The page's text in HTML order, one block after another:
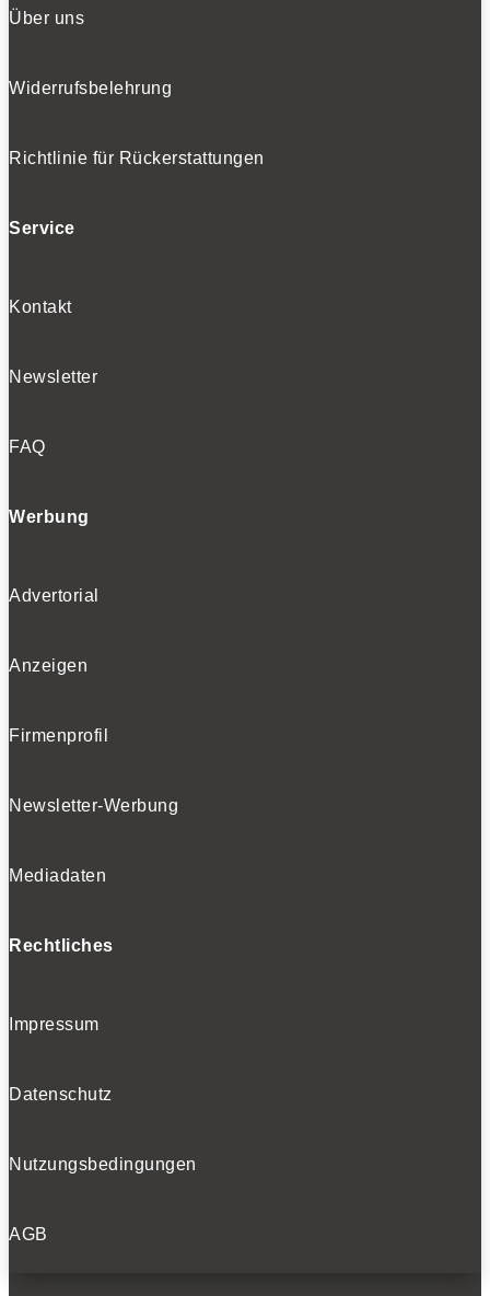
Über uns
Widerrufsbelehrung
Richtlinie für Rückerstattungen
Service
Kontakt
Newsletter
FAQ
Werbung
Advertorial
Anzeigen
Firmenprofil
Newsletter-Werbung
Mediadaten
Rechtliches
Impressum
Datenschutz
Nutzungsbedingungen
AGB